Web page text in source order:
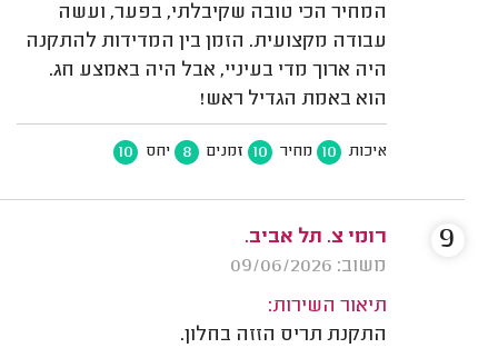
המחיר הכי טובה שקיבלתי, בפער, ועשה
עבודה מקצועית. הזמן בין המדידות להתקנה
היה ארוך מדי בעיניי, אבל היה באמצע חג.
הוא באמת הגדיל ראש!
איכות 10 מחיר 10 זמנים 8 יחס 10
רומי צ. תל אביב.
משוב: 09/06/2026
תיאור השירות:
התקנת תריס הזזה בחלון.
9